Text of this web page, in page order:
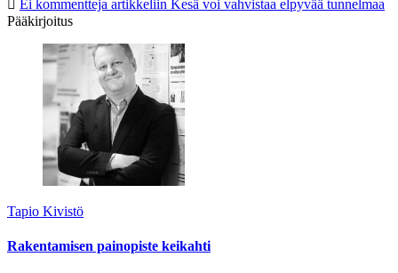
Ei kommentteja artikkeliin Kesä voi vahvistaa elpyvää tunnelmaa
Pääkirjoitus
Tapio Kivistö
Rakentamisen painopiste keikahti